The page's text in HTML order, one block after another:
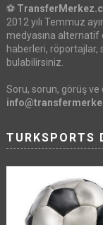
⚽
2012 yılı Temmuz
medyasına
haberleri, röportajlar,
bulabilirsiniz.
Soru, sorun, görüş
TURKSPORTS